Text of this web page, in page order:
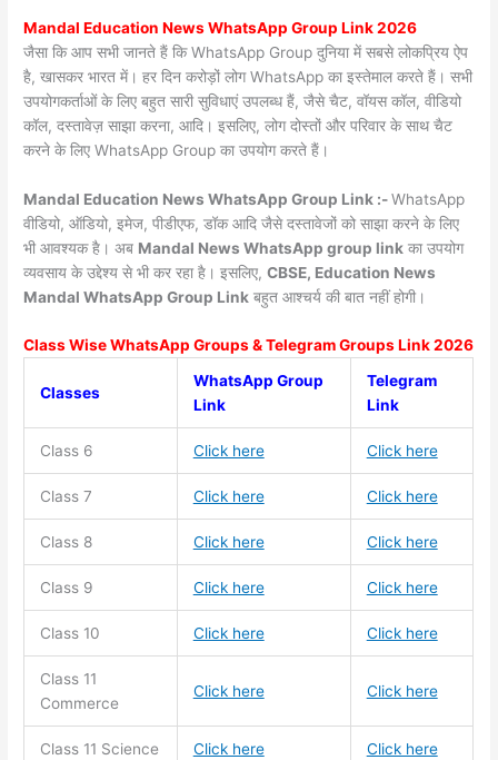
MandalEducation News WhatsApp Group Link 2026
जैसा कि आप सभी जानते हैं कि WhatsApp Group दुनिया में सबसे लोकप्रिय ऐप
है, खासकर भारत में। हर दिन करोड़ों लोग WhatsApp का इस्तेमाल करते हैं। सभी
उपयोगकर्ताओं के लिए बहुत सारी सुविधाएं उपलब्ध हैं, जैसे चैट, वॉयस कॉल, वीडियो
कॉल, दस्तावेज़ साझा करना, आदि। इसलिए, लोग दोस्तों और परिवार के साथ चैट
करने के लिए WhatsApp Group का उपयोग करते हैं।
Mandal Education News WhatsApp Group Link :-WhatsApp
वीडियो, ऑडियो, इमेज, पीडीएफ, डॉक आदि जैसे दस्तावेजों को साझा करने के लिए
भी आवश्यक है। अब Mandal NewsWhatsApp group link का उपयोग
व्यवसाय के उद्देश्य से भी कर रहा है। इसलिए,CBSE, Education News
Mandal WhatsApp Group Link बहुत आश्चर्य की बात नहीं होगी।
Class Wise WhatsApp Groups & Telegram Groups Link 2026
Classes
WhatsApp Group
Link
Telegram
Link
Class 6 Click here Click here
Class 7 Click here Click here
Class 8 Click here Click here
Class 9 Click here Click here
Class 10 Click here Click here
Class 11
Commerce
Click here Click here
Class 11 Science Click here Click here